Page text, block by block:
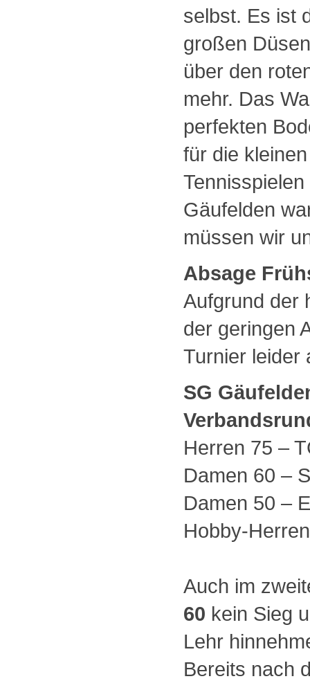
selbst. Es ist
großen
über den
mehr. Das
perfekten
für die
Gäufelden
müssen wir
Absage
Aufgrund der
der geringen
Turnier leider
SG
Herren 75
Damen 60 –
Damen
Hobby-
Auch im
60 kein Sieg
Lehr
Bereits nach